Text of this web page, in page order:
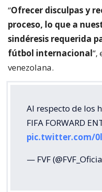
“Ofrecer disculpas y
proceso, lo que a
sindéresis requerida
fútbol internacional“,
venezolana.
Al respecto de los
FIFA FORWARD
pic.twitter.com/
— FVF